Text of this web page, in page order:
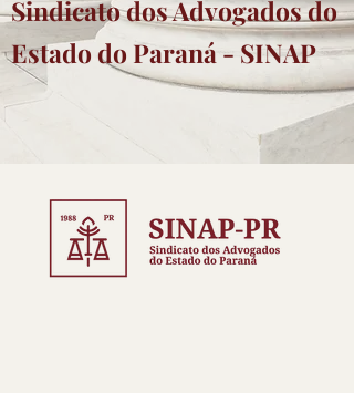
Sindicato dos Advogados do
Estado do Paraná - SINAP